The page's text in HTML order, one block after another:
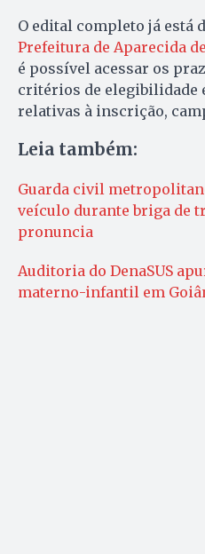
O edital completo já está
Prefeitura de Aparecida
é possível acessar os
critérios de elegibilidade
relativas à inscrição,
Leia também:
Guarda civil
veículo durante briga de
pronuncia
Auditoria do DenaSUS
materno-infantil em